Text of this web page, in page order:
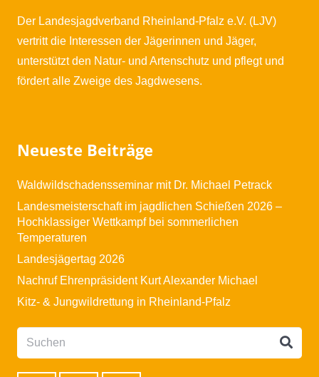
Der Landesjagdverband Rheinland-Pfalz e.V. (LJV)
vertritt die Interessen der Jägerinnen und Jäger,
unterstützt den Natur- und Artenschutz und pflegt und
fördert alle Zweige des Jagdwesens.
Neueste Beiträge
Waldwildschadensseminar mit Dr. Michael Petrack
Landesmeisterschaft im jagdlichen Schießen 2026 –
Hochklassiger Wettkampf bei sommerlichen
Temperaturen
Landesjägertag 2026
Nachruf Ehrenpräsident Kurt Alexander Michael
Kitz- & Jungwildrettung in Rheinland-Pfalz